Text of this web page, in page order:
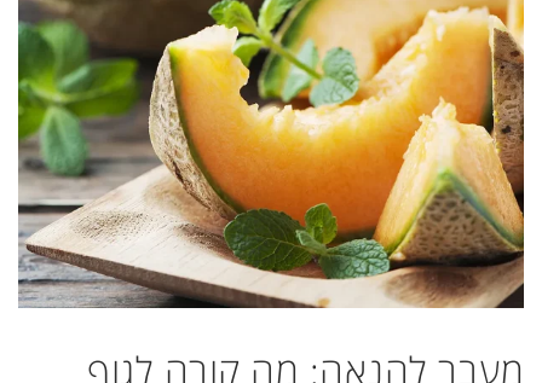
מעבר להנאה: מה קורה לגוף